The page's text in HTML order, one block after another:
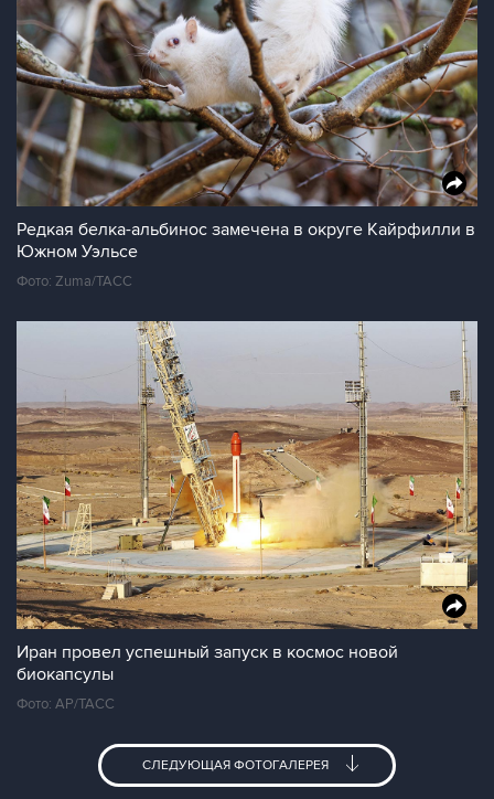
Редкая белка-альбинос замечена в округе Кайрфилли в
Южном Уэльсе
Фото: Zuma/ТАСС
Иран провел успешный запуск в космос новой
биокапсулы
Фото: AP/ТАСС
СЛЕДУЮЩАЯ ФОТОГАЛЕРЕЯ